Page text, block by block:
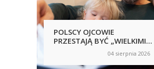
POLSCY OJCOWIE
PRZESTAJĄ BYĆ „WIELKIMI
04 sierpnia 2026